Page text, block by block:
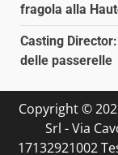
fragola alla
Casting
delle passerelle
Copyright ©
Srl - Via
17132921002